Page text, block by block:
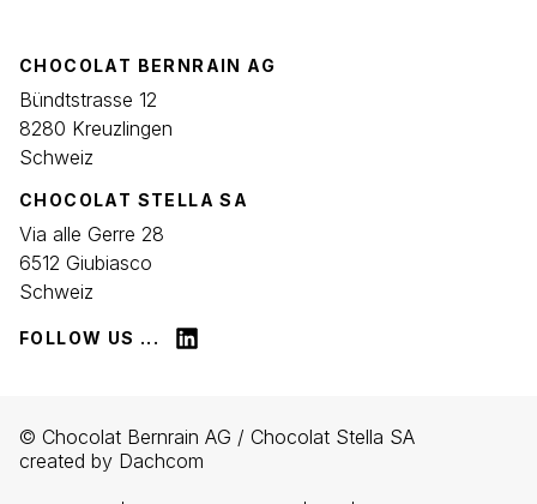
CHOCOLAT BERNRAIN AG
Bündtstrasse 12
8280 Kreuzlingen
Schweiz
CHOCOLAT STELLA SA
Via alle Gerre 28
6512 Giubiasco
Schweiz
FOLLOW US ...
© Chocolat Bernrain AG / Chocolat Stella SA
created by Dachcom